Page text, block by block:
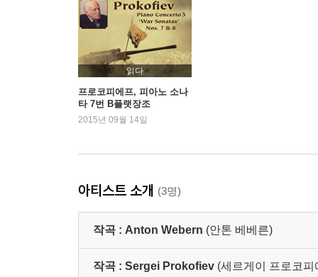
읽다
프로코피에프, 피아노 소나
타 7번 B플랫장조
2015년 09월 14일
아티스트 소개 (3명)
작곡 : Anton Webern (안톤 베베른)
작곡 : Sergei Prokofiev (세르게이 프로코